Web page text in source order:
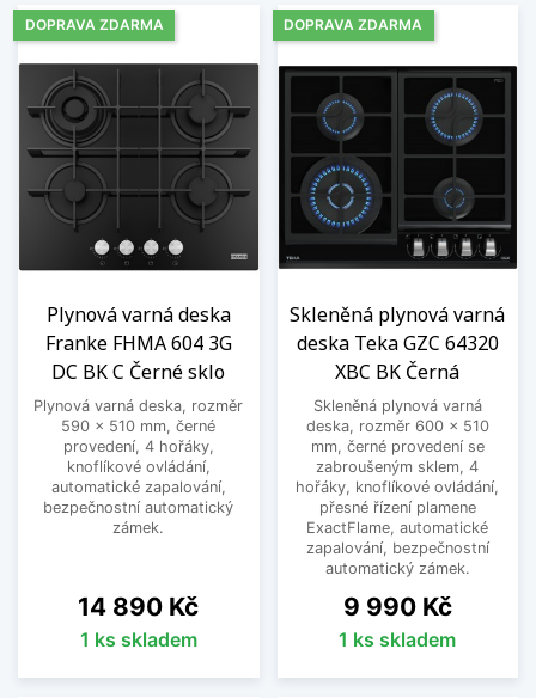
Plynová varná deska
Franke FHMA 604 3G
DC BK C Černé sklo
Plynová varná deska, rozměr
590 x 510 mm, černé
provedení, 4 hořáky,
knoflíkové ovládání,
automatické zapalování,
bezpečnostní automatický
zámek.
Cena
14 890 Kč
1 ks skladem
DOPRAVA ZDARMA
Skleněná plynová varná
deska Teka GZC 64320
XBC BK Černá
Skleněná plynová varná
deska, rozměr 600 x 510
mm, černé provedení se
zabroušeným sklem, 4
hořáky, knoflíkové ovládání,
přesné řízení plamene
ExactFlame, automatické
zapalování, bezpečnostní
automatický zámek.
Cena
9 990 Kč
1 ks skladem
DOPRAVA ZDARMA